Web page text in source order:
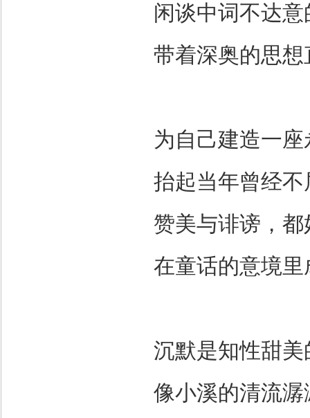
闲谈中词不达意
带着深奥的思想
为自己建造一
抬起当年曾经不
赞美与诽谤，
在童话的意境
沉默是知性甜美
像小溪的清流潺